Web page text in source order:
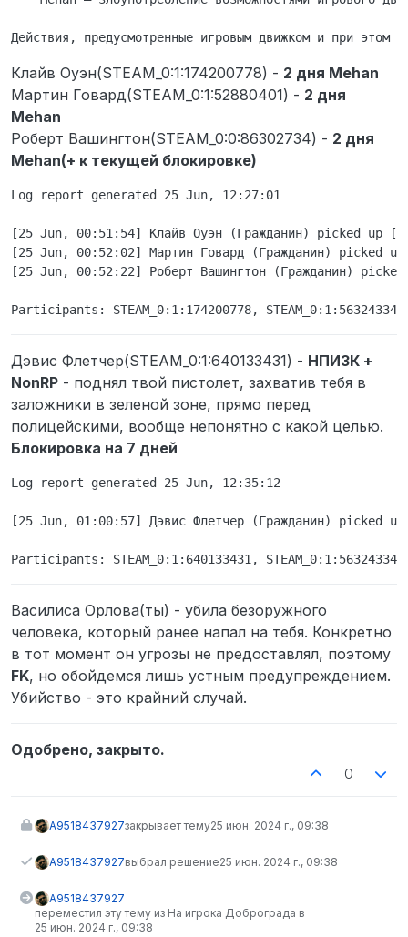
Клайв Оуэн(STEAM_0:1:174200778) - 2 дня Mehan
Мартин Говард(STEAM_0:1:52880401) - 2 дня
Mehan
Роберт Вашингтон(STEAM_0:0:86302734) - 2 дня
Mehan(+ к текущей блокировке)
Log report generated 25 Jun, 12:27:01
[25 Jun, 00:51:54] Клайв Оуэн (Гражданин) picked up
[25 Jun, 00:52:02] Мартин Говард (Гражданин) picked
[25 Jun, 00:52:22] Роберт Вашингтон (Гражданин)
Дэвис Флетчер(STEAM_0:1:640133431) - НПИЗК +
NonRP - поднял твой пистолет, захватив тебя в
заложники в зеленой зоне, прямо перед
полицейскими, вообще непонятно с какой целью.
Блокировка на 7 дней
Log report generated 25 Jun, 12:35:12
[25 Jun, 01:00:57] Дэвис Флетчер (Гражданин) picked
Василиса Орлова(ты) - убила безоружного
человека, который ранее напал на тебя. Конкретно
в тот момент он угрозы не предоставлял, поэтому
FK, но обойдемся лишь устным предупреждением.
Убийство - это крайний случай.
Одобрено, закрыто.
0
A9518437927закрывает тему25 июн. 2024 г., 09:38
A9518437927выбрал решение25 июн. 2024 г., 09:38
A9518437927
переместил эту тему из На игрока Доброграда в
25 июн. 2024 г., 09:38